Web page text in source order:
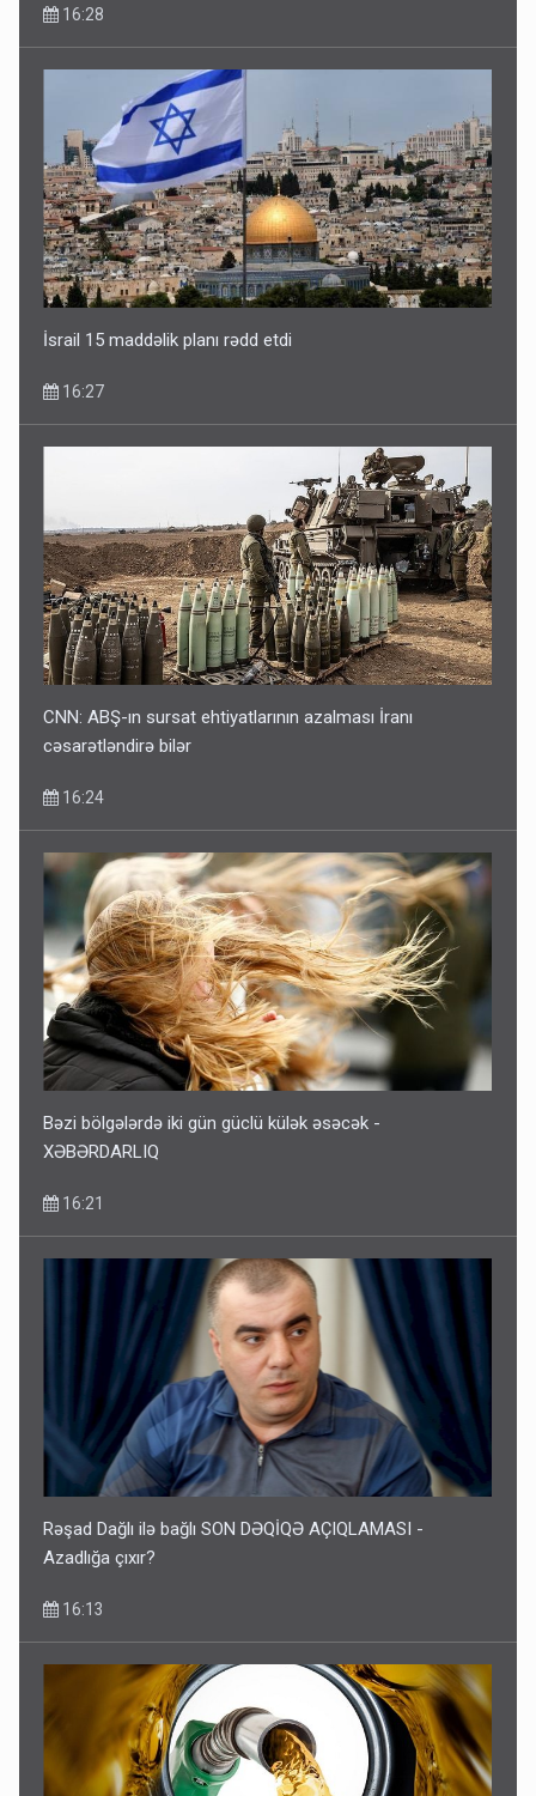
16:28
İsrail 15 maddəlik planı rədd etdi
16:27
CNN: ABŞ-ın sursat ehtiyatlarının azalması İranı
cəsarətləndirə bilər
16:24
Bəzi bölgələrdə iki gün güclü külək əsəcək -
XƏBƏRDARLIQ
16:21
Rəşad Dağlı ilə bağlı SON DƏQİQƏ AÇIQLAMASI -
Azadlığa çıxır?
16:13